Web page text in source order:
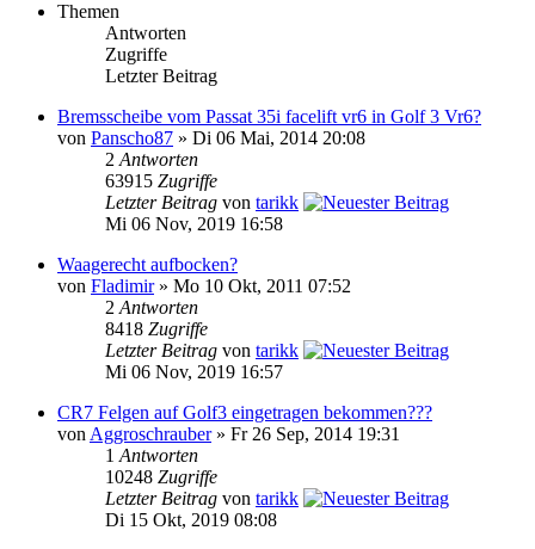
Themen
Antworten
Zugriffe
Letzter Beitrag
Bremsscheibe vom Passat 35i facelift vr6 in Golf 3 Vr6?
von Panscho87 » Di 06 Mai, 2014 20:08
2 Antworten
63915 Zugriffe
Letzter Beitrag von tarikk
Mi 06 Nov, 2019 16:58
Waagerecht aufbocken?
von Fladimir» Mo 10 Okt, 2011 07:52
2 Antworten
8418 Zugriffe
Letzter Beitrag von tarikk
Mi 06 Nov, 2019 16:57
CR7 Felgen auf Golf3 eingetragen bekommen???
von Aggroschrauber» Fr 26 Sep, 2014 19:31
1 Antworten
10248 Zugriffe
Letzter Beitrag von tarikk
Di 15 Okt, 2019 08:08